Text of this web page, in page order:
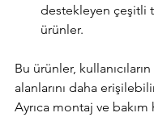
destekleyen çeşitli
ürünler.
Bu ürünler,
alanlarını daha
Ayrıca montaj ve